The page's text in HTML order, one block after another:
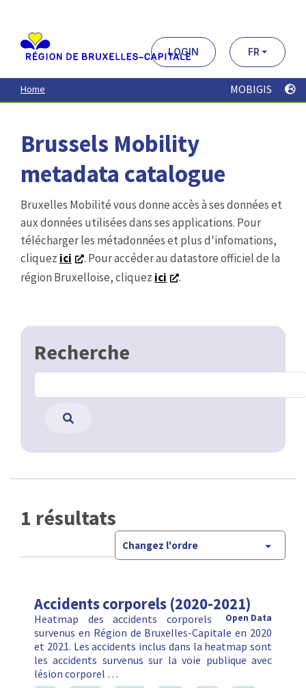
contenu
principal
LOGIN FR
Home MOBIGIS
Brussels Mobility
metadata catalogue
Bruxelles Mobilité vous donne accès à ses données et
aux données utilisées dans ses applications. Pour
télécharger les métadonnées et plus d'infomations,
cliquez ici
. Pour accéder au datastore officiel de la
région Bruxelloise, cliquez ici .
Recherche
1 résultats
Changez l'ordre
Accidents corporels (2020-2021)
Open Data
Heatmap des accidents corporels
survenus en Région de Bruxelles-Capitale en 2020
et 2021. Les accidents inclus dans la heatmap sont
les accidents survenus sur la voie publique avec
lésion corporel …